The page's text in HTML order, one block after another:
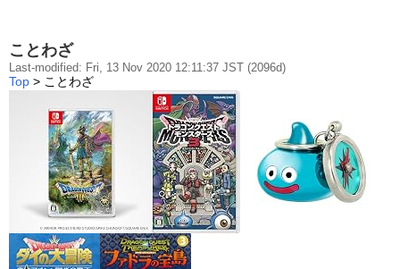
ことわざ
Last-modified: Fri, 13 Nov 2020 12:11:37 JST (2096d)
Top > ことわざ